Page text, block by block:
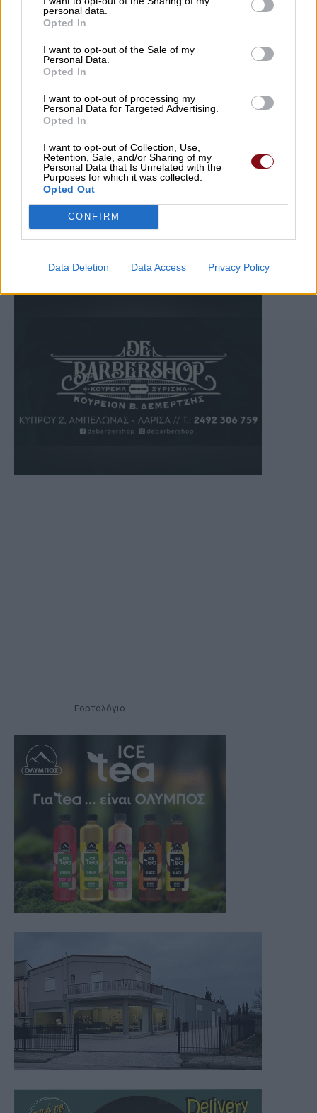
personal data.
Opted In
I want to opt-out of the Sale of my
Personal Data.
Opted In
I want to opt-out of processing my
Personal Data for Targeted Advertising.
Opted In
I want to opt-out of Collection, Use,
Retention, Sale, and/or Sharing of my
Personal Data that Is Unrelated with the
Purposes for which it was collected.
Opted Out
CONFIRM
Data Deletion Data Access Privacy Policy
Εορτολόγιο